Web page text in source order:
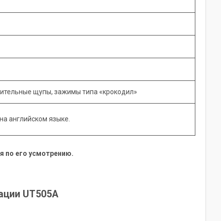
щупы, зажимы типа «крокодил»
английском языке.
по его усмотрению.
UT505A